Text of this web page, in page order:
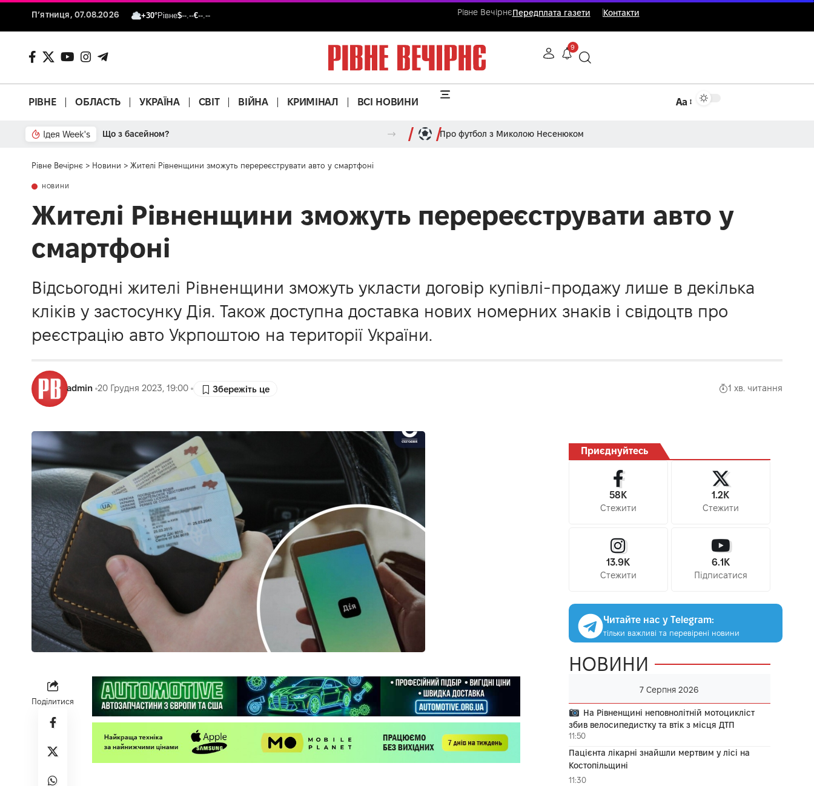
П’ятниця, 07.08.2026 +30°Рівне$--.--€--.-- Рівне ВечірнєПередплата газети Контакти
9
РІВНЕ ОБЛАСТЬ УКРАЇНА СВІТ ВІЙНА КРИМІНАЛ ВСІ НОВИНИ Аа
Ідея Week's Що з басейном? Про футбол з Миколою Несенюком
Рівне Вечірнє > Новини > Жителі Рівненщини зможуть перереєструвати авто у смартфоні
НОВИНИ
Жителі Рівненщини зможуть перереєструвати авто у
смартфоні
Відсьогодні жителі Рівненщини зможуть укласти договір купівлі-продажу лише в декілька
кліків у застосунку Дія. Також доступна доставка нових номерних знаків і свідоцтв про
реєстрацію авто Укрпоштою на території України.
admin 20 Грудня 2023, 19:00 1 хв. читання
Поділитися
Приєднуйтесь
58K
Стежити
1.2K
Стежити
13.9K
Стежити
6.1K
Підписатися
Читайте нас у Telegram:
тільки важливі та перевірені новини
НОВИНИ
7 Серпня 2026
На Рівненщині неповнолітній мотоцикліст
збив велосипедистку та втік з місця ДТП
11:50
Пацієнта лікарні знайшли мертвим у лісі на
Костопільщині
11:30